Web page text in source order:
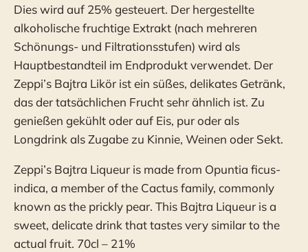
Dies wird auf 25% gesteuert. Der hergestellte
alkoholische fruchtige Extrakt (nach mehreren
Schönungs- und Filtrationsstufen) wird als
Hauptbestandteil im Endprodukt verwendet. Der
Zeppi’s Bajtra Likör ist ein süßes, delikates Getränk,
das der tatsächlichen Frucht sehr ähnlich ist. Zu
genießen gekühlt oder auf Eis, pur oder als
Longdrink als Zugabe zu Kinnie, Weinen oder Sekt.
Zeppi’s Bajtra Liqueur is made from Opuntia ficus-
indica, a member of the Cactus family, commonly
known as the prickly pear. This Bajtra Liqueur is a
sweet, delicate drink that tastes very similar to the
actual fruit. 70cl – 21%